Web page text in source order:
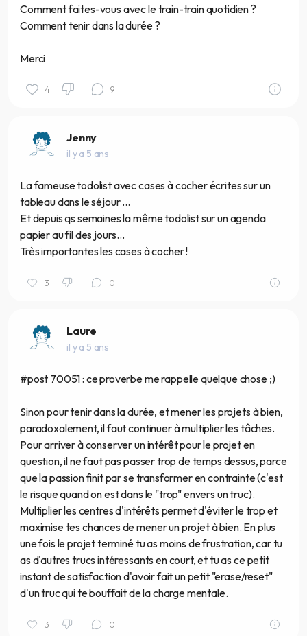
Comment faites-vous avec le train-train quotidien ?
Comment tenir dans la durée ?
Merci
4 9
Jenny
il y a 5 ans
La fameuse todolist avec cases à cocher écrites sur un
tableau dans le séjour ...
Et depuis qs semaines la même todolist sur un agenda
papier au fil des jours...
Très importantes les cases à cocher !
3 0
Laure
il y a 5 ans
#post 70051 : ce proverbe me rappelle quelque chose ;)
Sinon pour tenir dans la durée, et mener les projets à bien,
paradoxalement, il faut continuer à multiplier les tâches.
Pour arriver à conserver un intérêt pour le projet en
question, il ne faut pas passer trop de temps dessus, parce
que la passion finit par se transformer en contrainte (c'est
le risque quand on est dans le "trop" envers un truc).
Multiplier les centres d'intérêts permet d'éviter le trop et
maximise tes chances de mener un projet à bien. En plus
une fois le projet terminé tu as moins de frustration, car tu
as d'autres trucs intéressants en court, et tu as ce petit
instant de satisfaction d'avoir fait un petit "erase/reset"
d'un truc qui te bouffait de la charge mentale.
3 0